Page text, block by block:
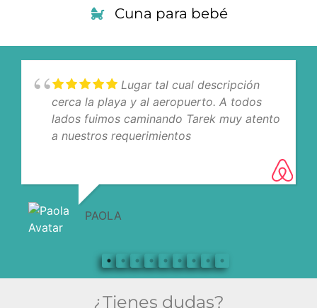
Cuna para bebé
Lugar tal cual descripción
cerca la playa y al aeropuerto. A todos
lados fuimos caminando Tarek muy atento
a nuestros requerimientos
PAOLA
¿Tienes dudas?